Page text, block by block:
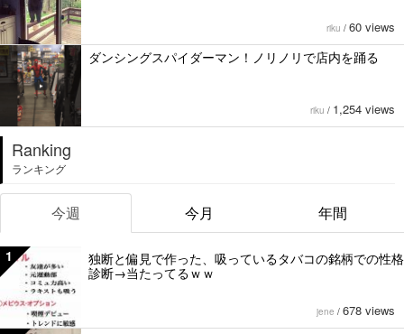
riku / 60 views
ダンシングスパイダーマン！ノリノリで店内を踊る
riku / 1,254 views
Ranking
ランキング
今週 今月 年間
1
独断と偏見で作った、吸っているタバコの銘柄での性格
診断→当たってるｗｗ
jene / 678 views